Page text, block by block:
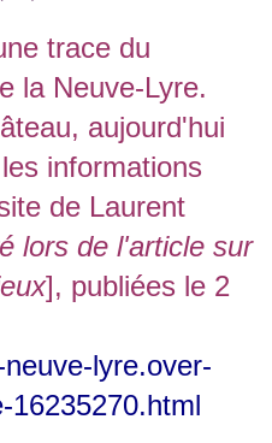
trace du
la Neuve-Lyre.
aujourd'hui
informations
de Laurent
lors de l'article sur
], publiées le 2
lyre.over-
16235270.html